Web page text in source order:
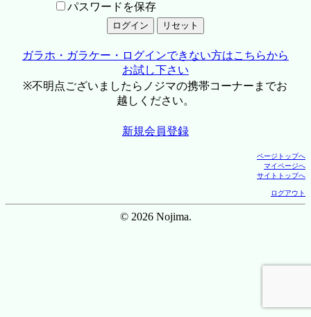
パスワードを保存
ガラホ・ガラケー・ログインできない方はこちらから
お試し下さい
※不明点ございましたらノジマの携帯コーナーまでお
越しください。
新規会員登録
ページトップへ
マイページへ
サイトトップへ
ログアウト
© 2026 Nojima.